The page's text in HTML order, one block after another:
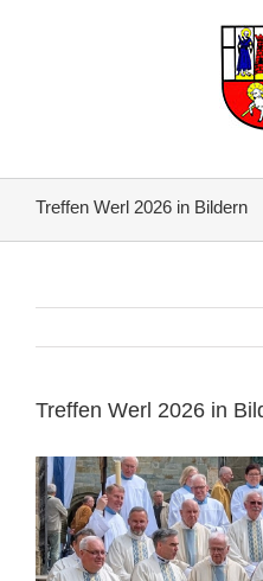
Treffen Werl 2026 in Bildern
Treffen Werl 2026 in